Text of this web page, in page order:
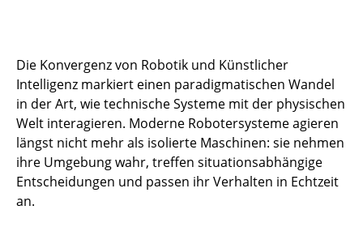
Die Konvergenz von Robotik und Künstlicher
Intelligenz markiert einen paradigmatischen Wandel
in der Art, wie technische Systeme mit der physischen
Welt interagieren. Moderne Robotersysteme agieren
längst nicht mehr als isolierte Maschinen: sie nehmen
ihre Umgebung wahr, treffen situationsabhängige
Entscheidungen und passen ihr Verhalten in Echtzeit
an.